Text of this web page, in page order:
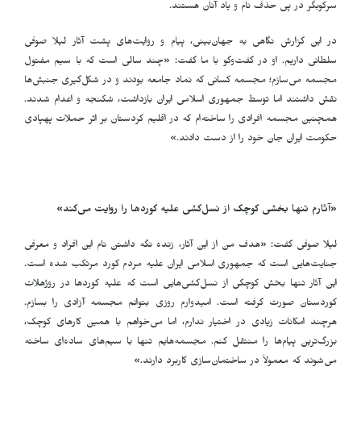
سرکوبگر در پی حذف نام و یاد آنان هستند.
در این گزارش نگاهی به جهان‌بینی، پیام و روایت‌های پشت آثار لیلا صوفی
سلطانی داریم. او در گفت‌وگو با ما گفت: «چند سالی است که با سیم مفتول
مجسمه می‌سازم؛ مجسمه کسانی که نماد جامعه بودند و در شکل‌گیری جنبش‌ها
نقش داشتند اما توسط جمهوری اسلامی ایران بازداشت، شکنجه و اعدام شدند.
همچنین مجسمه افرادی را ساخته‌ام که در اقلیم کردستان بر اثر حملات پهپادی
حکومت ایران جان خود را از دست دادند.
»
«آثارم تنها بخشی کوچک از نسل‌کشی علیه کوردها را روایت می‌کند»
لیلا صوفی گفت: «هدف من از این آثار، زنده نگه داشتن نام این افراد و معرفی
جنایت‌هایی است که جمهوری اسلامی ایران علیه مردم کورد مرتکب شده است.
این آثار تنها بخش کوچکی از نسل‌کشی‌هایی است که علیه کوردها در روژهلات
کوردستان صورت گرفته است. امیدوارم روزی بتوانم مجسمه آزادی را بسازم.
هرچند امکانات زیادی در اختیار ندارم، اما می‌خواهم با همین کارهای کوچک،
بزرگ‌ترین پیام‌ها را منتقل کنم. مجسمه‌هایم تنها با سیم‌های ساده‌ای ساخته
می‌شوند که معمولاً در ساختمان‌سازی کاربرد دارند.
»